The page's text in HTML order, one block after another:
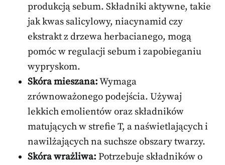
produkcją sebum. Składniki aktywne, takie
jak kwas salicylowy, niacynamid czy
ekstrakt z drzewa herbacianego, mogą
pomóc w regulacji sebum i zapobieganiu
wypryskom.
Skóra mieszana:Wymaga
zrównoważonego podejścia. Używaj
lekkich emolientów oraz składników
matujących w strefie T, a naświetlających i
nawilżających na suchsze obszary twarzy.
Skóra wrażliwa: Potrzebuje składników o